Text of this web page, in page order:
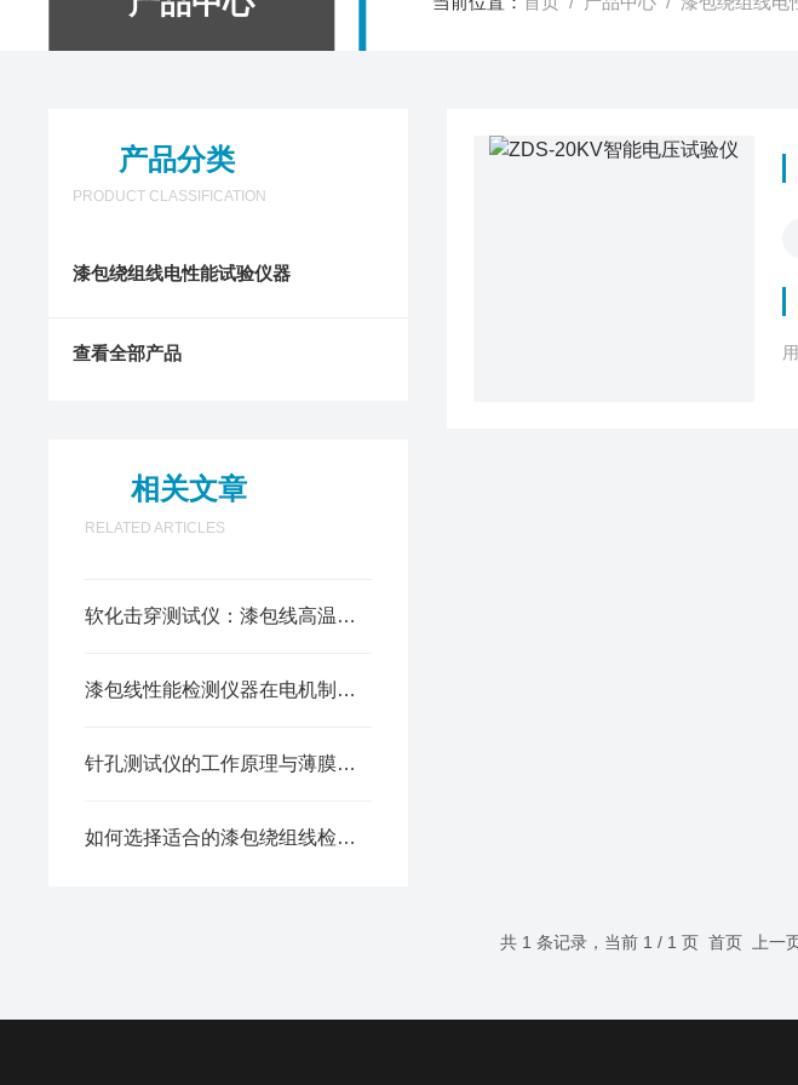
产品分类
PRODUCT CLASSIFICATION
漆包绕组线电性能试验仪器
查看全部产品
相关文章
RELATED ARTICLES
软化击穿测试仪：漆包线高温绝缘性能精准检测设备
漆包线性能检测仪器在电机制造中的应用
针孔测试仪的工作原理与薄膜检测应用详解
如何选择适合的漆包绕组线检测仪器
共 1 条记录，当前 1 / 1 页 首页 上一